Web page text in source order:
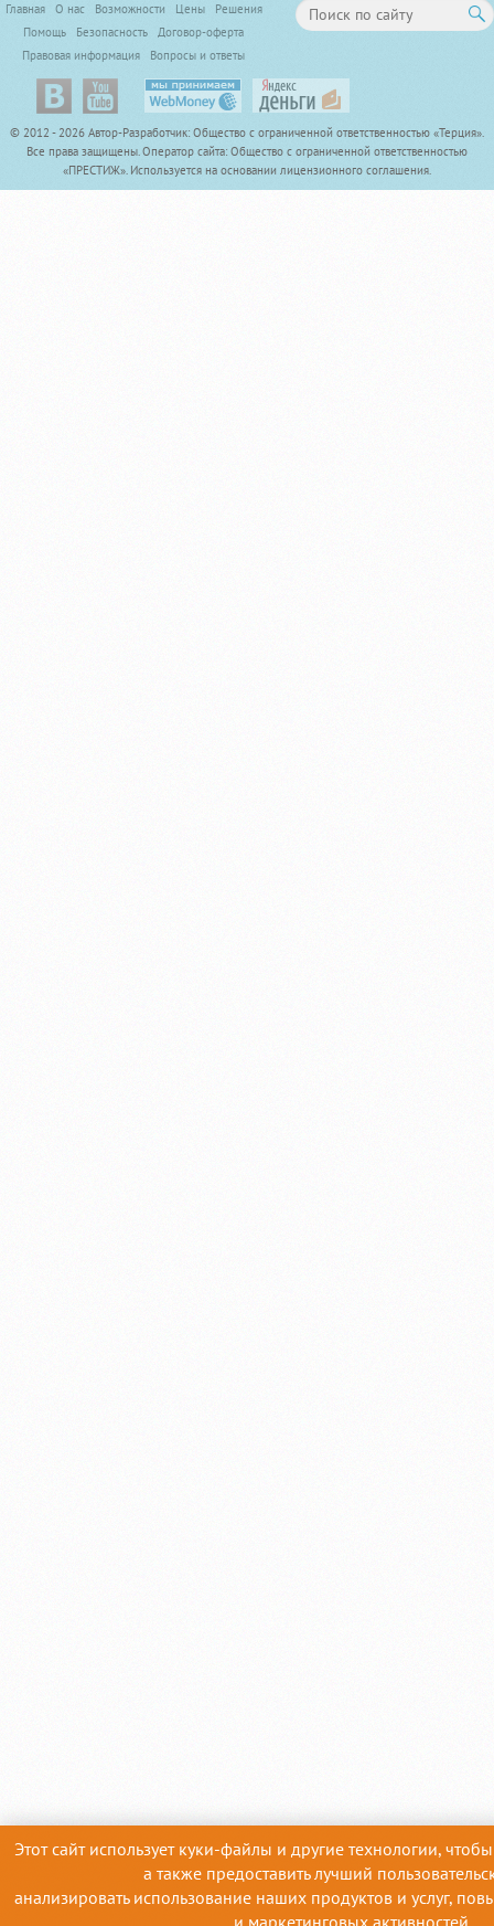
Главная О нас Возможности Цены
Решения
Помощь
Безопасность
Договор-офертa
Правовая информация
Вопросы и ответы
© 2012 - 2026 Автор-Разработчик: Общество с ограниченной ответственностью «Терция».
Все права защищены. Оператор сайта: Общество с ограниченной ответственностью
«ПРЕСТИЖ». Используется на основании лицензионного соглашения.
Этот сайт использует куки-файлы и другие технологии,
а также предоставить лучший
анализировать использование наших продуктов и услуг,
и маркетинговых активностей.